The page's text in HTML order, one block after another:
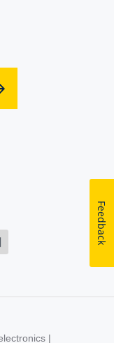
|
Feedback